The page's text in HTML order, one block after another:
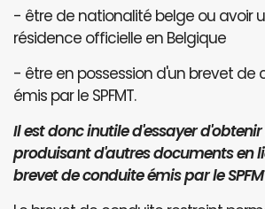
- être de nationalité belge ou avoir
résidence officielle en Belgique
- être en possession d'un brevet de
émis par le SPFMT.
Il est donc inutile d'essayer d'obtenir
produisant d'autres documents en
brevet de conduite émis par le